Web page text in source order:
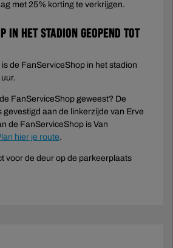
met 25% korting te verkrijgen.
in het stadion geopend tot
de FanServiceShop in het stadion
FanServiceShop geweest? De
gevestigd aan de linkerzijde van Erve
de FanServiceShop is Van
hier je route.
voor de deur op de parkeerplaats